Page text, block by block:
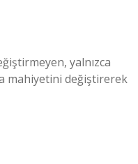
yalnızca
mahiyetini değiştirerek